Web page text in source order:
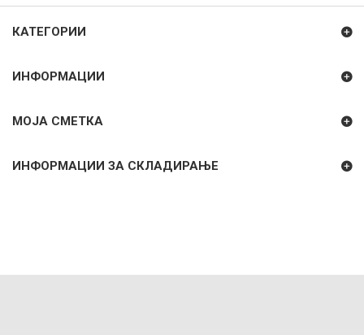
КАТЕГОРИИ
ИНФОРМАЦИИ
МОЈА СМЕТКА
ИНФОРМАЦИИ ЗА СКЛАДИРАЊЕ